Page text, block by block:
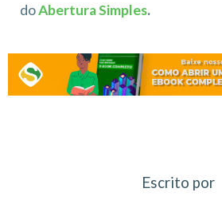
doAbertura Simples.
Escrito por